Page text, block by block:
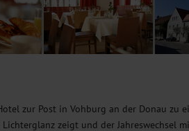
zur Post in Vohburg an der Donau zu
zeigt und der Jahreswechsel